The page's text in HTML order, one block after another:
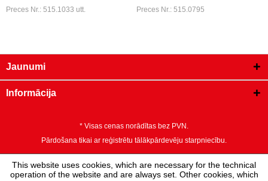
Preces Nr.: 515.1033 utt. Preces Nr.: 515.0795
Jaunumi
Informācija
* Visas cenas norādītas bez PVN.
Pārdošana tikai ar reģistrētu tālākpārdevēju starpniecību.
This website uses cookies, which are necessary for the technical
operation of the website and are always set. Other cookies, which